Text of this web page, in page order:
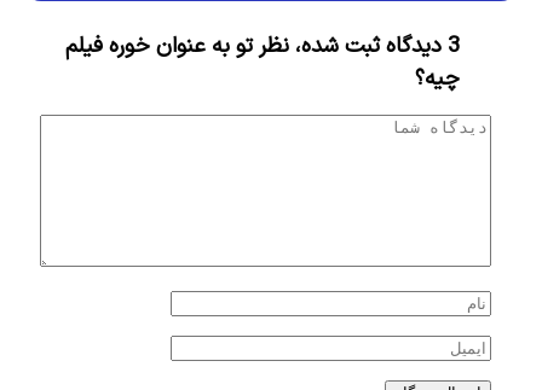
3 دیدگاه ثبت شده، نظر تو به عنوان خوره فیلم